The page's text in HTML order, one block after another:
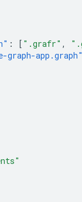
: [ ".grafr" ,